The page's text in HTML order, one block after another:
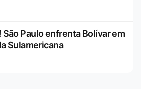
São Paulo enfrenta Bolívar em
Sulamericana